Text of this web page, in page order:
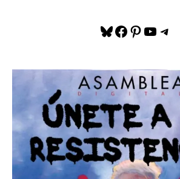
Bluesky
Facebook
Pinterest